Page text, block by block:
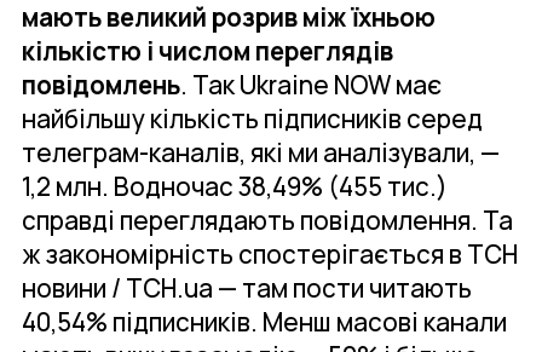
мають великий розрив між їхньою
кількістю і числом переглядів
повідомлень. Так Ukraine NOW має
найбільшу кількість підписників серед
телеграм-каналів, які ми аналізували, —
1,2 млн. Водночас 38,49% (455 тис.)
справді переглядають повідомлення. Та
ж закономірність спостерігається в ТСН
новини / ТСН.ua — там пости читають
40,54% підписників. Менш масові канали